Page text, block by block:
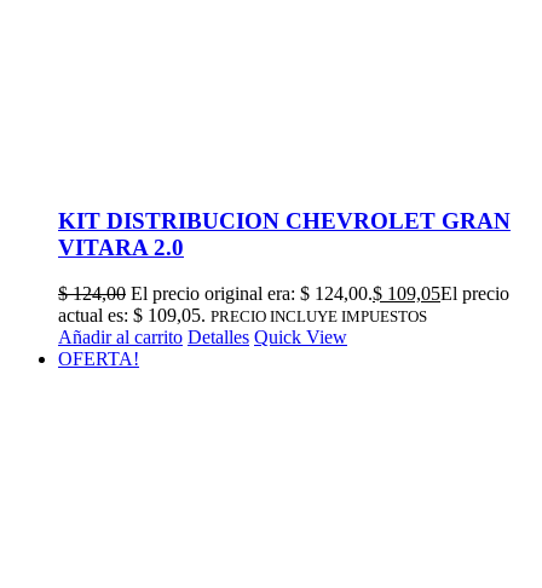
KIT DISTRIBUCION CHEVROLET GRAN
VITARA 2.0
$124,00 El precio original era: $ 124,00.$ 109,05El precio
actual es: $ 109,05. PRECIO INCLUYE IMPUESTOS
Añadir al carrito Detalles Quick View
OFERTA!